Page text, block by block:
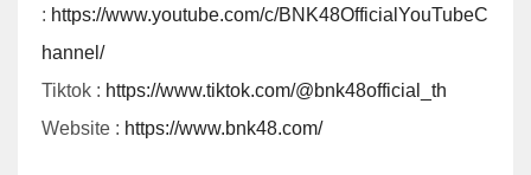
台湾当局「中国軍が海峡で模擬攻撃」 外国艦船を追跡…